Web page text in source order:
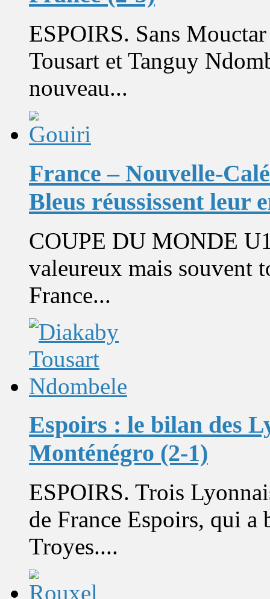
ESPOIRS. Sans
Tousart et Tanguy
nouveau...
France – Nouvelle-
Bleus réussissent leur
COUPE DU MONDE
valeureux mais souvent
France...
Espoirs : le bilan des
Monténégro (2-1)
ESPOIRS. Trois
de France Espoirs, qui
Troyes....